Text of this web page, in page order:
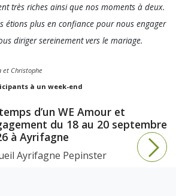
très riches ainsi que nos moments à deux.
étions plus en confiance pour nous engager
diriger sereinement vers le mariage.
et Christophe
à un week-end
d’un WE Amour et
du 18 au 20 septembre
à Ayrifagne
Ayrifagne Pepinster